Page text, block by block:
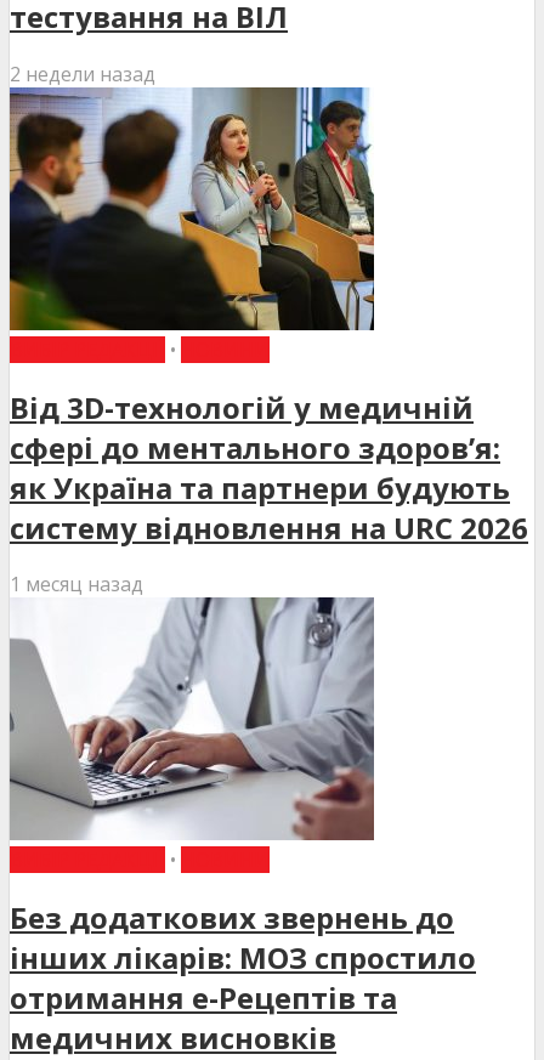
тестування на ВІЛ
2 недели назад
•
Від 3D-технологій у медичній
сфері до ментального здоров’я:
як Україна та партнери будують
систему відновлення на URC 2026
1 месяц назад
•
Без додаткових звернень до
інших лікарів: МОЗ спростило
отримання е-Рецептів та
медичних висновків